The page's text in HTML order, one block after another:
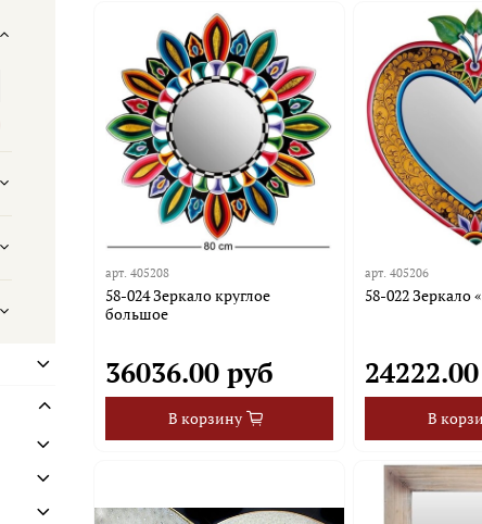
арт. 405208
58-024 Зеркало круглое
большое
36036.00 руб
В корзину
арт. 405206
58-022 Зеркало
В